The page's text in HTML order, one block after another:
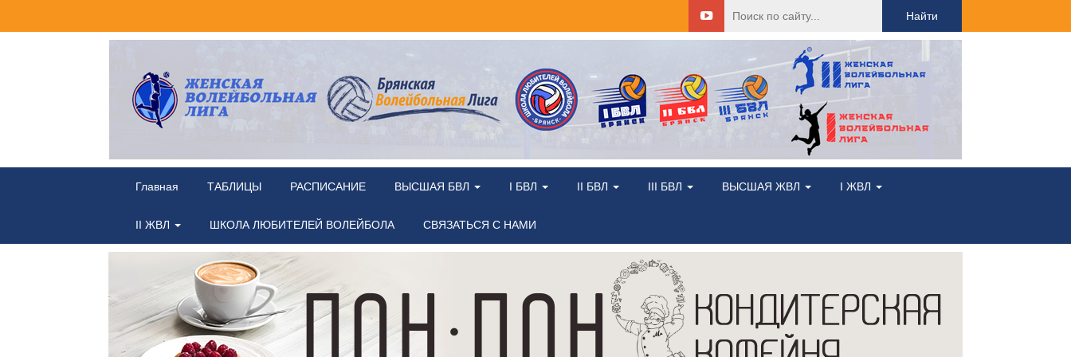
Главная ТАБЛИЦЫ РАСПИСАНИЕ ВЫСШАЯ БВЛ I БВЛ II БВЛ III БВЛ ВЫСШАЯ ЖВЛ I ЖВЛ
II ЖВЛ ШКОЛА ЛЮБИТЕЛЕЙ ВОЛЕЙБОЛА СВЯЗАТЬСЯ С НАМИ